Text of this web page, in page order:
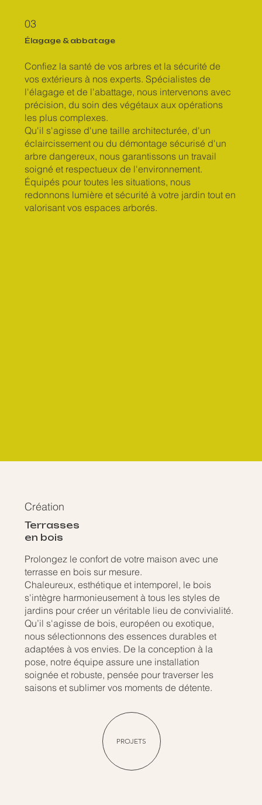
03
Élagage & abbatage
Confiez la santé de vos arbres et la sécurité de
vos extérieurs à nos experts. Spécialistes de
l'élagage et de l'abattage, nous intervenons avec
précision, du soin des végétaux aux opérations
les plus complexes.
Qu'il s'agisse d'une taille architecturée, d'un
éclaircissement ou du démontage sécurisé d'un
arbre dangereux, nous garantissons un travail
soigné et respectueux de l'environnement.
Équipés pour toutes les situations, nous
redonnons lumière et sécurité à votre jardin tout en
valorisant vos espaces arborés.
Création
Terrasses
en bois
Prolongez le confort de votre maison avec une
terrasse en bois sur mesure.
Chaleureux, esthétique et intemporel, le bois
s'intègre harmonieusement à tous les styles de
jardins pour créer un véritable lieu de convivialité.
Qu’il s'agisse de bois, européen ou exotique,
nous sélectionnons des essences durables et
adaptées à vos envies. De la conception à la
pose, notre équipe assure une installation
soignée et robuste, pensée pour traverser les
saisons et sublimer vos moments de détente.
PROJETS